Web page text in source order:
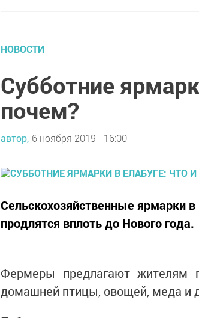
НОВОСТИ
Субботние
почем?
автор, 6 ноября 2019 - 16:00
Сельскохозяйственные ярмарки
продлятся вплоть до Нового года.
Фермеры предлагают жителям
домашней птицы, овощей, меда и